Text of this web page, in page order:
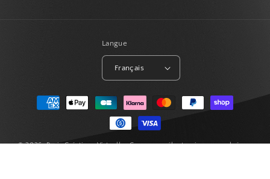
Langue
Français
Moyens
© 2026,Paris Créations Virtuelles Commerce électronique propulsé par